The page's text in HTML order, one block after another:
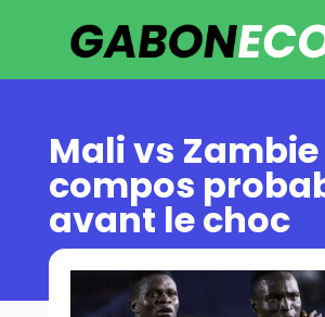
Mali vs Zambie
compos
avant le choc